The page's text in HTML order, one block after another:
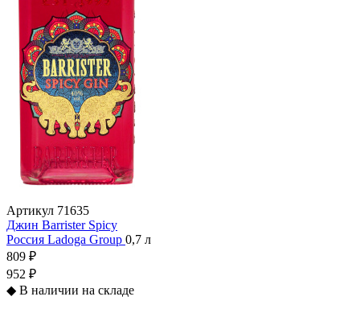
Артикул 71635
Джин Barrister Spicy
Россия Ladoga Group 0,7 л
809 ₽
952 ₽
◆ В наличии на складе